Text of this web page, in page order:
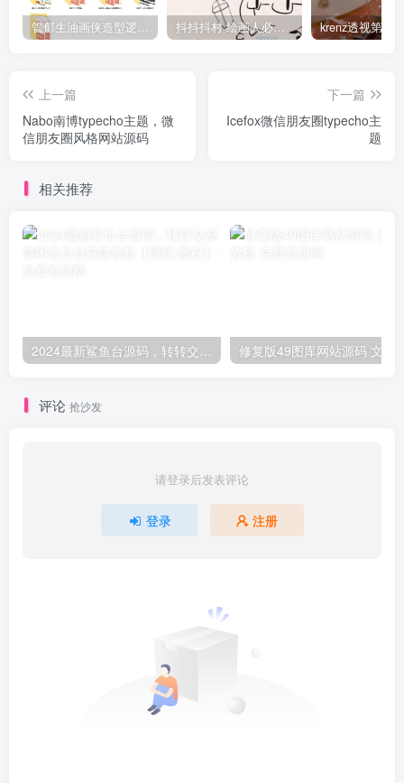
管郁生油画侠造型逻辑班第一期2019年5月【高清不缺课】 抖抖抖村 绘画人必备习惯2020【画质不错】
上一篇
Nabo南博typecho主题，微
信朋友圈风格网站源码
下一篇
Icefox微信朋友圈typecho主
题
相关推荐
2024最新鲨鱼台源码，转转交易猫闲鱼后台搭建教程【源码 教程】
评论 抢沙发
请登录后发表评论
登录 注册